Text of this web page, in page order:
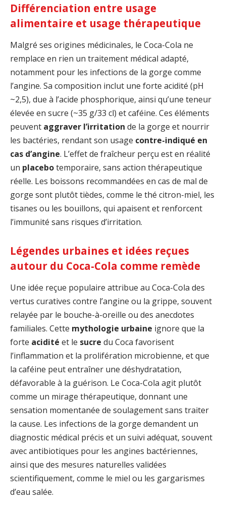
Différenciation entre usage
alimentaire et usage thérapeutique
Malgré ses origines médicinales, le Coca-Cola ne
remplace en rien un traitement médical adapté,
notamment pour les infections de la gorge comme
l’angine. Sa composition inclut une forte acidité (pH
~2,5), due à l’acide phosphorique, ainsi qu’une teneur
élevée en sucre (~35 g/33 cl) et caféine. Ces éléments
peuvent aggraver l’irritation de la gorge et nourrir
les bactéries, rendant son usage contre-indiqué en
cas d’angine. L’effet de fraîcheur perçu est en réalité
un placebotemporaire, sans action thérapeutique
réelle. Les boissons recommandées en cas de mal de
gorge sont plutôt tièdes, comme le thé citron-miel, les
tisanes ou les bouillons, qui apaisent et renforcent
l’immunité sans risques d’irritation.
Légendes urbaines et idées reçues
autour du Coca-Cola comme remède
Une idée reçue populaire attribue au Coca-Cola des
vertus curatives contre l’angine ou la grippe, souvent
relayée par le bouche-à-oreille ou des anecdotes
familiales. Cette mythologie urbaine ignore que la
forte acidité et le sucre du Coca favorisent
l’inflammation et la prolifération microbienne, et que
la caféine peut entraîner une déshydratation,
défavorable à la guérison. Le Coca-Cola agit plutôt
comme un mirage thérapeutique, donnant une
sensation momentanée de soulagement sans traiter
la cause. Les infections de la gorge demandent un
diagnostic médical précis et un suivi adéquat, souvent
avec antibiotiques pour les angines bactériennes,
ainsi que des mesures naturelles validées
scientifiquement, comme le miel ou les gargarismes
d’eau salée.